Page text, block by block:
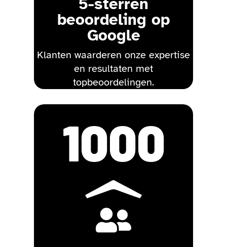
beoordeling op
Google
Klanten waarderen onze expertise
en resultaten met
topbeoordelingen.
1000
